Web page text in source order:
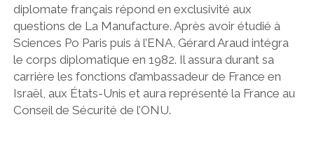
diplomate français répond en exclusivité aux
questions de La Manufacture. Après avoir étudié à
Sciences Po Paris puis à l’ENA, Gérard Araud intégra
le corps diplomatique en 1982. Il assura durant sa
carrière les fonctions d’ambassadeur de France en
Israël, aux États-Unis et aura représenté la France au
Conseil de Sécurité de l’ONU.